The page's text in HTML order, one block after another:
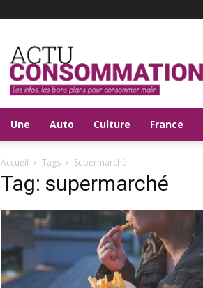
Actu
Consommation
Une Auto Culture France
Accueil Tags Supermarché
Tag: supermarché